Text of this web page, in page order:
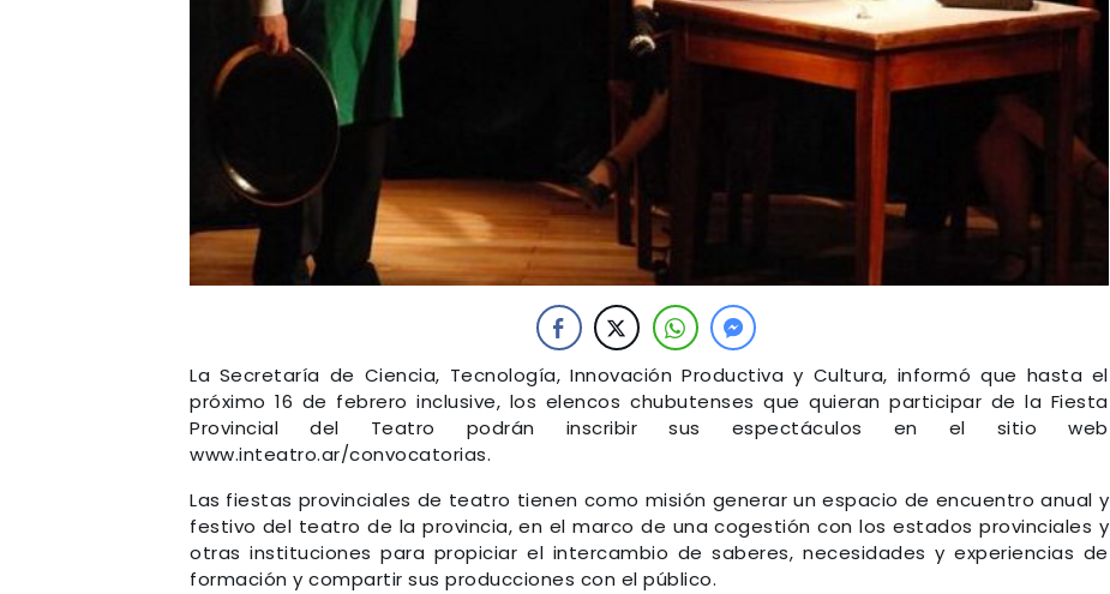
La Secretaría de Ciencia, Tecnología, Innovación Productiva y Cultura, informó que hasta el
próximo 16 de febrero inclusive, los elencos chubutenses que quieran participar de la Fiesta
Provincial del Teatro podrán inscribir sus espectáculos en el sitio web
www.inteatro.ar/convocatorias.
Las fiestas provinciales de teatro tienen como misión generar un espacio de encuentro anual y
festivo del teatro de la provincia, en el marco de una cogestión con los estados provinciales y
otras instituciones para propiciar el intercambio de saberes, necesidades y experiencias de
formación y compartir sus producciones con el público.